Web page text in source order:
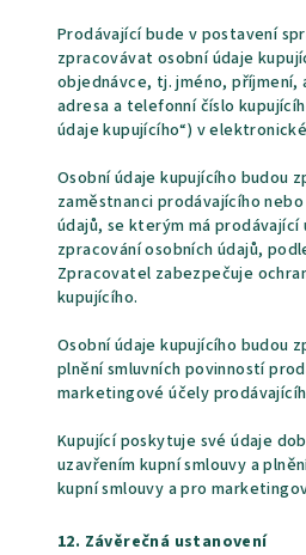
Prodávající bude v postavení
zpracovávat osobní údaje
objednávce, tj. jméno, příjmení,
adresa a telefonní číslo
údaje kupujícího“) v
Osobní údaje kupujícího budou
zaměstnanci prodávajícího
údajů, se kterým má prodávající
zpracování osobních údajů,
Zpracovatel zabezpečuje
kupujícího.
Osobní údaje kupujícího budou
plnění smluvních povinností
marketingové účely
Kupující poskytuje své údaje
uzavřením kupní smlouvy a
kupní smlouvy a pro
12. Závěrečná ustanovení